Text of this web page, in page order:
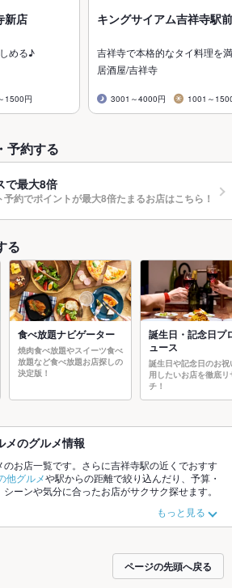
新店
める♪
1500円
キングサイアム吉祥寺駅
吉祥寺で本格的なタイ料理を
居酒屋/吉祥寺
3001～4000円 1001～
予約する
で最大8倍
約でポイントが最大8倍たまるお店はこちら！
る
食べ放題ナビゲーター
焼肉食べ放題やスイーツ食べ
放題など食べ放題お店探しの
決定版！
誕生日・記念日プ
ュース
誕生日や記念日のお祝
用したいお店を徹底リ
チ！
メのグルメ情報
お店一覧です。さらに吉祥寺駅の近くでおすす
他グルメや駅からの距離で絞り込んだり、予算・
ーンや気分に合ったお店がサクサク探せます。
料理など、お店の最新情報をご紹介しているので
なネット予約が使えるお店も拡大中です。友達ど
ださい。
もっと見る
ページの先頭へ戻る